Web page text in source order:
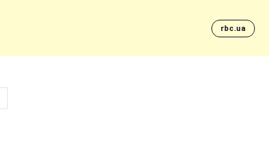
rbc.ua